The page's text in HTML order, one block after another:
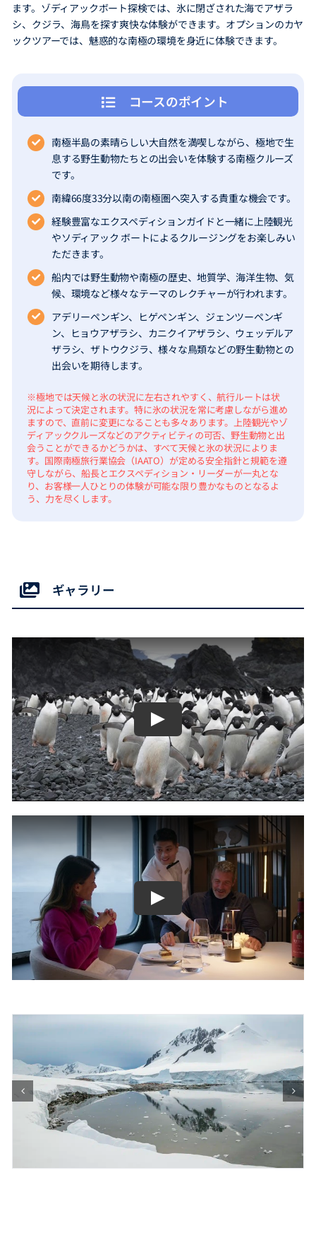
ます。ゾディアックボート探検では、氷に閉ざされた海でアザラ
シ、クジラ、海鳥を探す爽快な体験ができます。オプションのカヤ
ックツアーでは、魅惑的な南極の環境を身近に体験できます。
コースのポイント
南極半島の素晴らしい大自然を満喫しながら、極地で生
息する野生動物たちとの出会いを体験する南極クルーズ
です。
南緯66度33分以南の南極圏へ突入する貴重な機会です。
経験豊富なエクスペディションガイドと一緒に上陸観光
やソディアック ボートによるクルージングをお楽しみい
ただきます。
船内では野生動物や南極の歴史、地質学、海洋生物、気
候、環境など様々なテーマのレクチャーが行われます。
アデリーペンギン、ヒゲペンギン、ジェンツーペンギ
ン、ヒョウアザラシ、カニクイアザラシ、ウェッデルア
ザラシ、ザトウクジラ、様々な鳥類などの野生動物との
出会いを期待します。
※極地では天候と氷の状況に左右されやすく、航行ルートは状
況によって決定されます。特に氷の状況を常に考慮しながら進め
ますので、直前に変更になることも多々あります。上陸観光やゾ
ディアッククルーズなどのアクティビティの可否、野生動物と出
会うことができるかどうかは、すべて天候と氷の状況によりま
す。国際南極旅行業協会（IAATO）が定める安全指針と規範を遵
守しながら、船長とエクスペディション・リーダーが一丸とな
り、お客様一人ひとりの体験が可能な限り豊かなものとなるよ
う、力を尽くします。
ギャラリー